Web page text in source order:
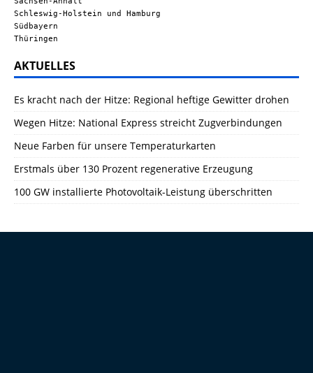
Schleswig-Holstein und Hamburg
Südbayern
Thüringen
AKTUELLES
Es kracht nach der Hitze: Regional heftige Gewitter drohen
Wegen Hitze: National Express streicht Zugverbindungen
Neue Farben für unsere Temperaturkarten
Erstmals über 130 Prozent regenerative Erzeugung
100 GW installierte Photovoltaik-Leistung überschritten